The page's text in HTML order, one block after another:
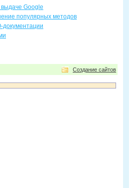
выдаче Google
популярных методов
документации
Создание сайтов